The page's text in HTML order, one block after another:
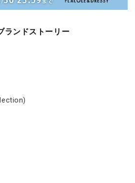
ランドストーリー